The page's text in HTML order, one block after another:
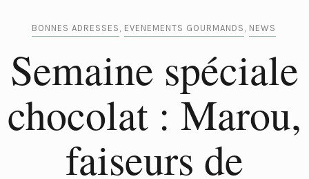
BONNES ADRESSES EVENEMENTS GOURMANDS NEWS
Semaine spéciale
chocolat : Marou,
faiseurs de